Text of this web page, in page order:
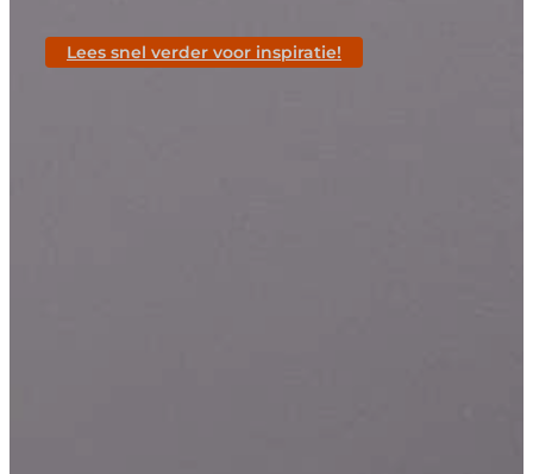
Lees snel verder voor inspiratie!